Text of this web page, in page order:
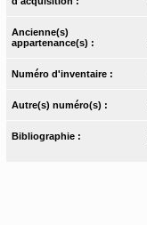
Ancienne(s)
appartenance(s) :
Numéro d'inventaire :
Autre(s) numéro(s) :
Bibliographie :